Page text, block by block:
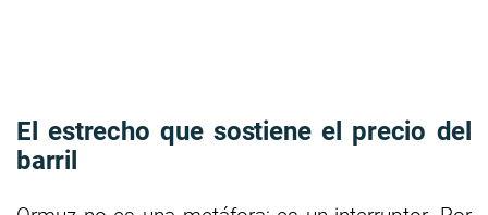
El estrecho que sostiene el precio del
barril